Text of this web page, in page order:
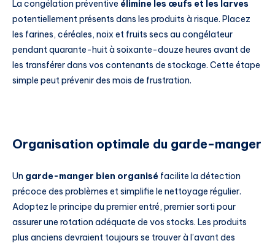
La congélation préventive élimine les œufs et les larves
potentiellement présents dans les produits à risque. Placez
les farines, céréales, noix et fruits secs au congélateur
pendant quarante-huit à soixante-douze heures avant de
les transférer dans vos contenants de stockage. Cette étape
simple peut prévenir des mois de frustration.
Organisation optimale du garde-manger
Un garde-manger bien organisé facilite la détection
précoce des problèmes et simplifie le nettoyage régulier.
Adoptez le principe du premier entré, premier sorti pour
assurer une rotation adéquate de vos stocks. Les produits
plus anciens devraient toujours se trouver à l’avant des